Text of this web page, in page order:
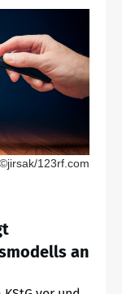
©jirsak/123rf.com
an